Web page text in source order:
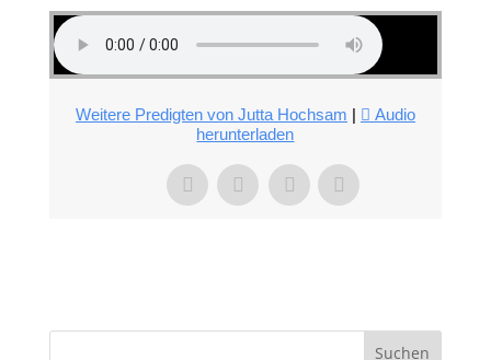
Weitere Predigten von Jutta Hochsam |
Audio
herunterladen